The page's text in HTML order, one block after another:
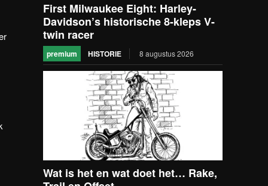
First Milwaukee Eight: Harley-
Davidson’s historische 8-kleps V-
twin racer
premium HISTORIE 8 augustus 2026
Wat is het en wat doet het… Rake,